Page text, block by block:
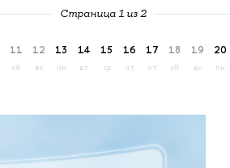
Страница 1 из 2
11
сб
12
вс
13
пн
14
вт
15
ср
16
чт
17
пт
18
сб
19
вс
20
пн